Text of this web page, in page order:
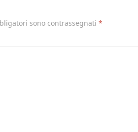
sono contrassegnati *